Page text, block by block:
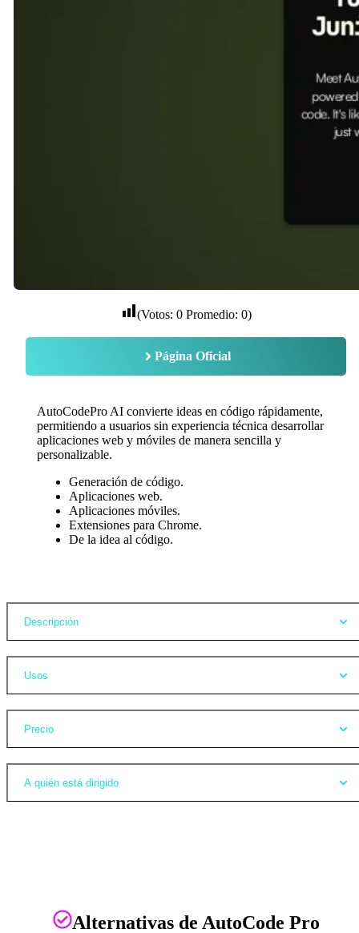
(Votos: 0Promedio: 0)
Página Oficial
AutoCodePro AI convierte ideas en código rápidamente,
permitiendo a usuarios sin experiencia técnica desarrollar
aplicaciones web y móviles de manera sencilla y
personalizable.
Generación de código.
Aplicaciones web.
Aplicaciones móviles.
Extensiones para Chrome.
De la idea al código.
Descripción
Usos
Precio
A quién está dirigido
Alternativas de AutoCode Pro